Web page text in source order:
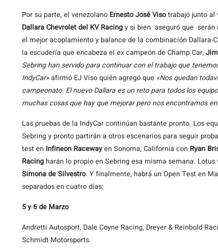
Por su parte, el venezolano Ernesto José Visotrabajó junto al
Dallara Chevrolet del KV Racingy si bien aseguró que serán
el mejor acoplamiento y balance de la combinación
la escudería que encabeza el ex campeón de Champ Car,
Sebring han servido para continuar con el trabajo que
IndyCar»afirmó EJ Viso quién agregó que «Nos quedan
campeonato. El nuevo Dallara es un reto para todos los
muchas cosas que hay que mejorar pero nos encontramos
Las pruebas de la IndyCar continúan bastante pronto. Los
Sebring y pronto partirán a otros escenarios para seguir
test en Infineon Racewayen Sonoma, California con Ryan
Racing harán lo propio en Sebring esa misma semana.
Simona de Silvestro. Y finalmente, habrá un Open Test en
separados en cuatro días:
5 y 6 de Marzo
Andretti Autosport, Dale Coyne Racing, Dreyer & Reinbold
Schmidt Motorsports.